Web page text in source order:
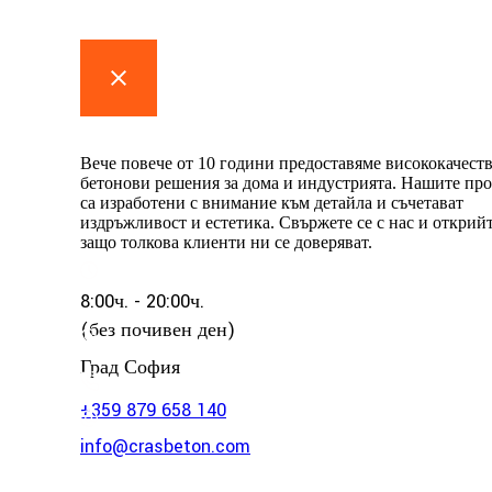
Контакти
Вече повече от 10 години предоставяме
бетонови решения за дома и индустрията. Нашите
са изработени с внимание към детайла и съчетават
издръжливост и естетика. Свържете се с нас и
защо толкова клиенти ни се доверяват.
8:00ч. - 20:00ч.
(без почивен ден)
Град София
+359 879 658 140
info@crasbeton.com